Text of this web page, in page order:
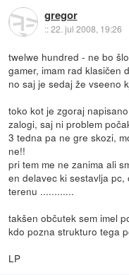
gregor
::22. jul 2008, 19:26
twelwe hundred - ne bo
gamer, imam rad klasičen
no saj je sedaj že vseeno
toko kot je zgoraj
zalogi, saj ni problem
3 tedna pa ne gre skozi,
ne!!
pri tem me ne zanima ali
en delavec ki sestavlja
terenu ............
takšen občutek sem imel
kdo pozna strukturo tega
LP